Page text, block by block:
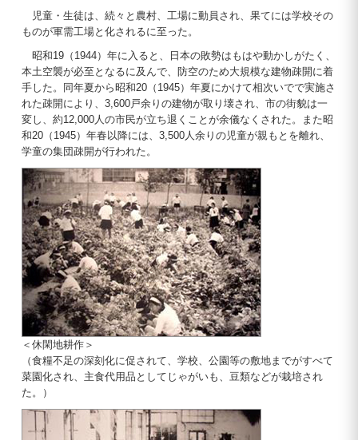
児童・生徒は、続々と農村、工場に動員され、果てには学校その
ものが軍需工場と化されるに至った。
昭和19（1944）年に入ると、日本の敗勢はもはや動かしがたく、
本土空襲が必至となるに及んで、防空のため大規模な建物疎開に着
手した。同年夏から昭和20（1945）年夏にかけて相次いでで実施さ
れた疎開により、3,600戸余りの建物が取り壊され、市の街貌は一
変し、約12,000人の市民が立ち退くことが余儀なくされた。また昭
和20（1945）年春以降には、3,500人余りの児童が親もとを離れ、
学童の集団疎開が行われた。
＜休閑地耕作＞
（食糧不足の深刻化に促されて、学校、公園等の敷地までがすべて
菜園化され、主食代用品としてじゃがいも、豆類などが栽培され
た。）